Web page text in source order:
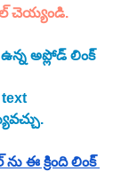
చెయ్యండి.
అప్లోడ్ లింక్
text
ఈ క్రింది లింక్